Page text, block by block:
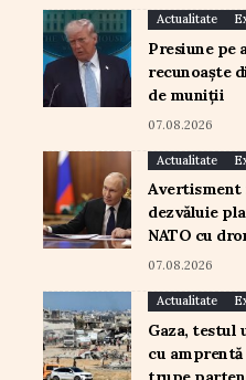
Actualitate
Presiune pe
recunoaște
de muniții
07.08.2026
Actualitate
Avertisment
dezvăluie
NATO cu
07.08.2026
Actualitate
Gaza, testul
cu amprentă